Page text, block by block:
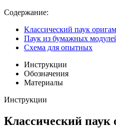
Содержание:
Классический паук
Паук из бумажных
Схема для опытных
Инструкции
Обозначения
Материалы
Инструкции
Классический паук